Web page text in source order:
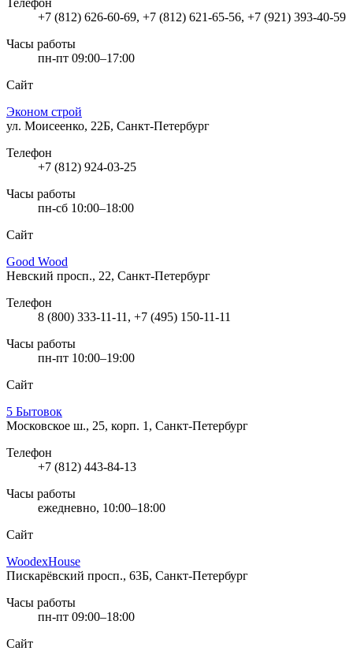
+7 (812) 626-60-69, +7 (812) 621-65-56, +7 (921) 393-40-59
Часы работы
пн-пт 09:00–17:00
Сайт
Эконом строй
ул. Моисеенко, 22Б, Санкт-Петербург
Телефон
+7 (812) 924-03-25
Часы работы
пн-сб 10:00–18:00
Сайт
Good Wood
Невский просп., 22, Санкт-Петербург
Телефон
8 (800) 333-11-11, +7 (495) 150-11-11
Часы работы
пн-пт 10:00–19:00
Сайт
5 Бытовок
Московское ш., 25, корп. 1, Санкт-Петербург
Телефон
+7 (812) 443-84-13
Часы работы
ежедневно, 10:00–18:00
Сайт
WoodexHouse
Пискарёвский просп., 63Б, Санкт-Петербург
Часы работы
пн-пт 09:00–18:00
Сайт